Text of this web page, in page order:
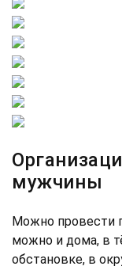
мужчины
Можно провести
можно и дома, в
обстановке, в